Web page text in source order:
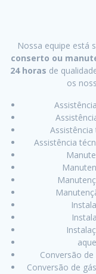
Nossa equipe está
conserto ou
24 horas de
os
Assistência
Conversão de
Conversão de